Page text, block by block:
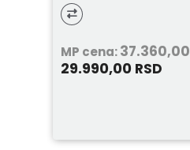
MP cena:37.360,00
29.990,00 RSD